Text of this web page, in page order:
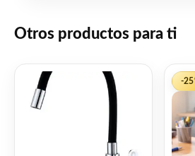
y con alto contraste y poco
* El precio publicado es por
Twitter
Share
Otros productos para ti
-